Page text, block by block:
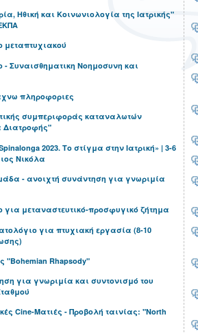
Ηθική και Κοινωνιολογία της Ιατρικής"
μεταπτυχιακού
- Συναισθηματικη Νοημοσυνη και
πληροφοριες
συμπεριφοράς καταναλωτών
2023. Το στίγμα στην Ιατρική» | 3-6
Νικόλα
- ανοιχτή συνάντηση για γνωριμία
για μεταναστευτικό-προσφυγικό ζήτημα
για πτυχιακή εργασία (8-10
"Bohemian Rhapsody"
για γνωριμία και συντονισμό του
Cine-Ματιές - Προβολή ταινίας: "North